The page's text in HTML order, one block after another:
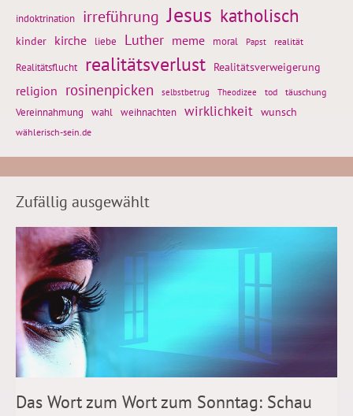
indoktrination irreführung Jesus katholisch
kinder kirche liebe Luther meme moral Papst realität
Realitätsflucht realitätsverlust Realitätsverweigerung
religion rosinenpicken selbstbetrug Theodizee tod täuschung
Vereinnahmung wahl weihnachten wirklichkeit wunsch
wählerisch-sein.de
Zufällig ausgewählt
Das Wort zum Wort zum Sonntag: Schau